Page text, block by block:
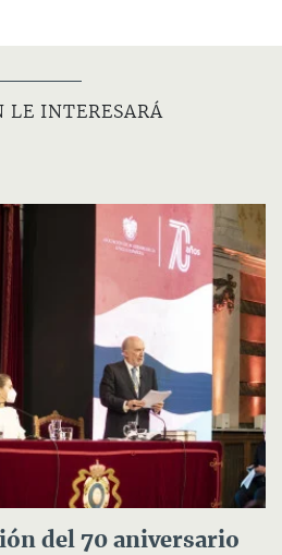
LE INTERESARÁ
del 70 aniversario